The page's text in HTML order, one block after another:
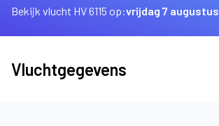
Bekijk vlucht HV 6115 op:vrijdag 7 augustus
Vluchtgegevens